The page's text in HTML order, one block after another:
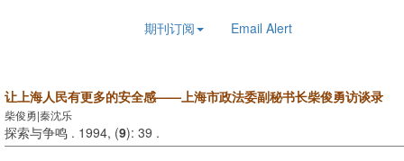
期刊订阅 Email Alert
让上海人民有更多的安全感——上海市政法委副秘书长柴俊勇访谈录
柴俊勇|秦沈乐
探索与争鸣 . 1994, (9): 39 .